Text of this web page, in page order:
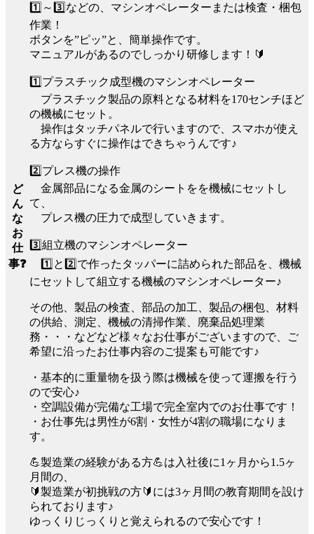
ど
ん
な
お
仕
事❓
1️⃣～3️⃣などの、マシンオペレーターまたは検査・梱包
作業！
ボタンを”ピッ”と、簡単操作です。
マニュアルがあるのでしっかり研修します！🔰
1️⃣プラスチック成型機のマシンオペレーター
プラスチック製品の原料となる材料を170センチほど
の機械にセット。
操作はタッチパネルで行いますので、スマホが使え
る方ならすぐに操作はできちゃうんです♪
2️⃣プレス機の操作
金属部品になる金属のシートをを機械にセットし
て、
プレス機の圧力で成型していきます。
3️⃣組立機のマシンオペレーター
1️⃣と2️⃣で作ったタッパーに詰められた部品を、機械
にセットして組立する機械のマシンオペレーター♪
その他、製品の検査、部品の加工、製品の梱包、材料
の供給、測定、機械の清掃作業、廃棄品処理業
務・・・などなど様々なお仕事がございますので、ご
希望に沿ったお仕事内容のご提案も可能です♪
・基本的に重量物を扱う際は機械を使って運搬を行う
ので安心♪
・空調設備が完備な工場で完全室内でのお仕事です！
・お仕事先は男性が6割・女性が4割の職場になりま
す。
💪製造業の経験がある方💪は入社後に1ヶ月から1.5ヶ
月間の、
🔰製造業が初挑戦の方🔰には3ヶ月間の教育期間を設け
られております♪
ゆっくりじっくりと覚えられるので安心です！